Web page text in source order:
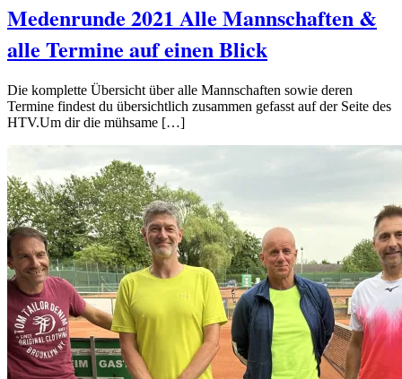
Medenrunde 2021 Alle Mannschaften &
alle Termine auf einen Blick
Die komplette Übersicht über alle Mannschaften sowie deren
Termine findest du übersichtlich zusammen gefasst auf der Seite des
HTV.Um dir die mühsame […]